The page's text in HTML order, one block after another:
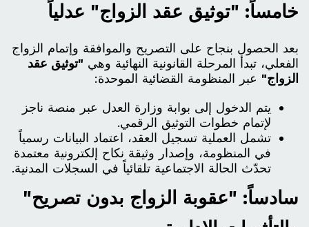
خامساً: "توثيق عقد الزواج" عدلياً
بعد الحصول بنجاح على التصريح والموافقة وإتمام الزواج
الفعلي، تبدأ المرحلة القانونية النهائية وهي "توثيق عقد
الزواج" عبر المنظومة القضائية الموحدة:
يتم الدخول إلى بوابة وزارة العدل عبر منصة ناجز
لإتمام خطوات التوثيق الرقمي.
تشمل العملية تسجيل العقد، اعتماد البيانات رسمياً
في المنظومة، وإصدار وثيقة نكاح إلكترونية معتمدة
تحدّث الحالة الاجتماعية تلقائياً في السجلات المدنية.
سادساً: "عقوبة الزواج بدون تصريح"